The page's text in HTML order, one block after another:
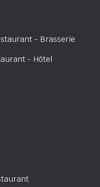
- Brasserie
- Hôtel